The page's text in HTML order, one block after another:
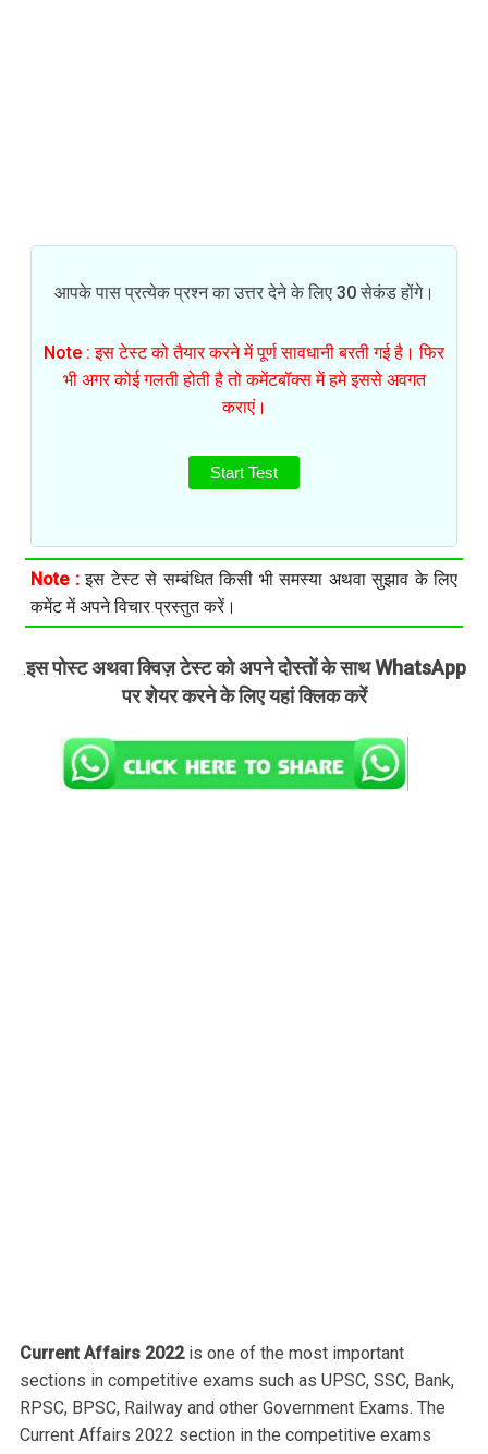
आपके पास प्रत्येक प्रश्न का उत्तर देने के लिए 30 सेकंड होंगे।
Note : इस टेस्ट को तैयार करने में पूर्ण सावधानी बरती गई है। फिर
भी अगर कोई गलती होती है तो कमेंटबॉक्स में हमे इससे अवगत
कराएं।
Start Test
Note :इस टेस्ट से सम्बंधित किसी भी समस्या अथवा सुझाव के लिए
कमेंट में अपने विचार प्रस्तुत करें।
.इस पोस्ट अथवा क्विज़ टेस्ट को अपने दोस्तों के साथ WhatsApp
पर शेयर करने के लिए यहां क्लिक करें
Current Affairs 2022is one of the most important
sections in competitive exams such as UPSC, SSC, Bank,
RPSC, BPSC, Railway and other Government Exams. The
Current Affairs 2022 section in the competitive exams